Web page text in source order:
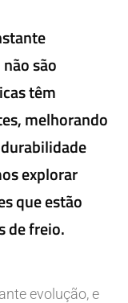
são
têm
melhorando
explorar
que estão
de freio.
evolução, e